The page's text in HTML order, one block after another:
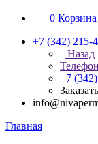
0 Корзина
+7 (342) 215-
Назад
+7
Главная